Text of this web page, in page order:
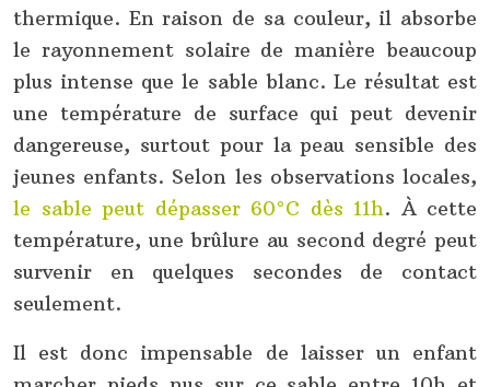
thermique. En raison de sa couleur, il absorbe
le rayonnement solaire de manière beaucoup
plus intense que le sable blanc. Le résultat est
une température de surface qui peut devenir
dangereuse, surtout pour la peau sensible des
jeunes enfants. Selon les observations locales,
le sable peut dépasser 60°C dès 11h. À cette
température, une brûlure au second degré peut
survenir en quelques secondes de contact
seulement.
Il est donc impensable de laisser un enfant